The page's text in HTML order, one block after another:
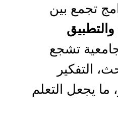
تجمع بين
والتطبيق
تشجع
التفكير
ما يجعل التعلم